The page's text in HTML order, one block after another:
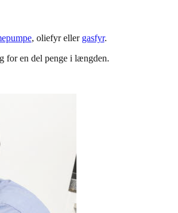
, oliefyr eller gasfyr.
for en del penge i længden.